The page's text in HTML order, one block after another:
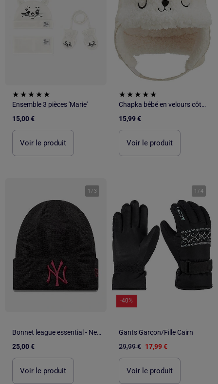
Ensemble 3 pièces 'Marie'
15,00 €
Voir le produit
Chapka bébé en velours côtelé Gribouille
15,99 €
Voir le produit
1 / 3
Bonnet league essential - New Era
25,00 €
Voir le produit
1 /4
-40%
Gants Garçon/Fille Cairn
29,99 € 17,99 €
Voir le produit